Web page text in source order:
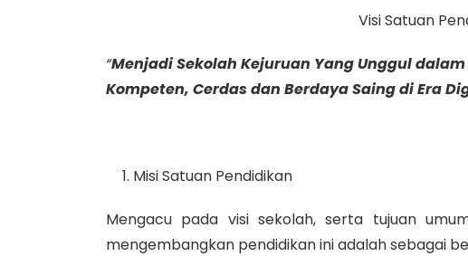
Visi Satuan
“Menjadi Sekolah Kejuruan Yang Unggul
Kompeten, Cerdas dan Berdaya Saing di Era
Misi Satuan Pendidikan
Mengacu pada visi sekolah, serta tujuan
mengembangkan pendidikan ini adalah sebagai